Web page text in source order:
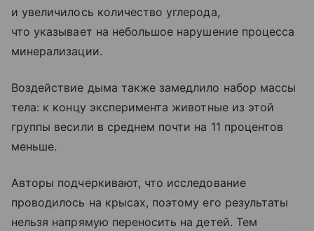
и увеличилось количество углерода,
что указывает на небольшое нарушение процесса
минерализации.
Воздействие дыма также замедлило набор массы
тела: к концу эксперимента животные из этой
группы весили в среднем почти на 11 процентов
меньше.
Авторы подчеркивают, что исследование
проводилось на крысах, поэтому его результаты
нельзя напрямую переносить на детей. Тем